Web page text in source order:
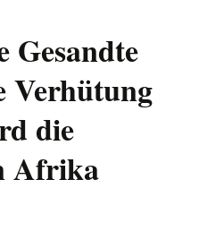
Gesandte
Verhütung
die
Afrika